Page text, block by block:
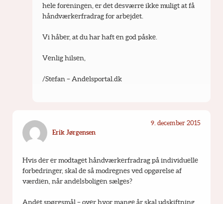
hele foreningen, er det desværre ikke muligt at få
håndværkerfradrag for arbejdet.
Vi håber, at du har haft en god påske.
Venlig hilsen,
/Stefan – Andelsportal.dk
Erik Jørgensen
9. december 2015
Hvis der er modtaget håndværkerfradrag på individuelle
forbedringer, skal de så modregnes ved opgørelse af
værdien, når andelsboligen sælges?
Andet spørgsmål – over hvor mange år skal udskiftning